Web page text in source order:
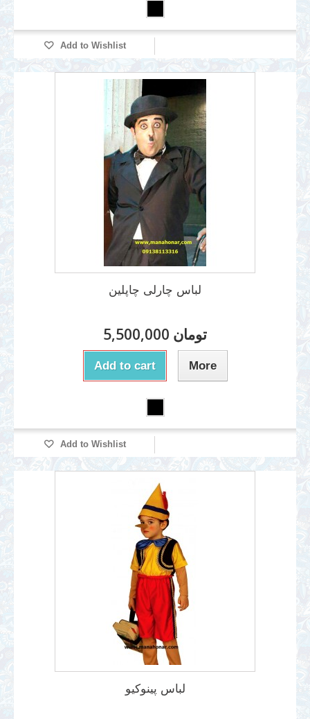
Add to Wishlist
لباس چارلی چاپلین
5,500,000 تومان
Add to cart More
Add to Wishlist
لباس پینوکیو